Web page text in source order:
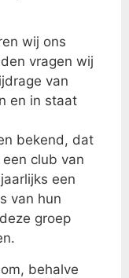
wij ons
vragen wij
van
en in staat
bekend, dat
club van
een
van hun
groep
behalve